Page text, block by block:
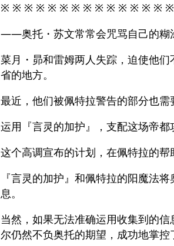
※ ※ ※ ※ ※ ※ ※ ※ ※ ※ ※ ※ ※ ※
——奥托・苏文常常会咒骂自己的糊
菜月・昴和雷姆两人失踪，迫使他
省的地方。
最近，他们被佩特拉警告的部分也需
运用『言灵的加护』，支配这场帝都
这个高调宣布的计划，在佩特拉的帮
『言灵的加护』和佩特拉的阳魔法
息。
当然，如果无法准确运用收集到的
尔仍然不负奥托的期望，成功地掌控